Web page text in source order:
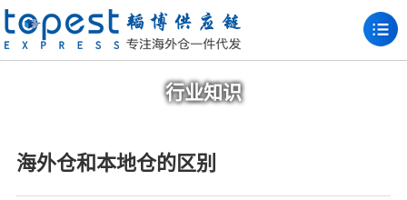
行业知识
海外仓和本地仓的区别